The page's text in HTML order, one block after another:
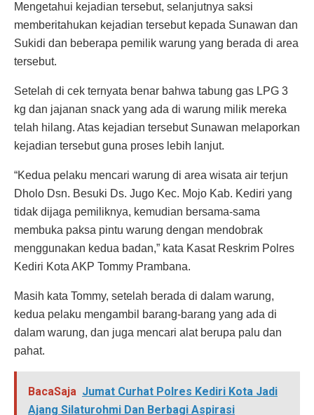
Mengetahui kejadian tersebut, selanjutnya saksi
memberitahukan kejadian tersebut kepada Sunawan dan
Sukidi dan beberapa pemilik warung yang berada di area
tersebut.
Setelah di cek ternyata benar bahwa tabung gas LPG 3
kg dan jajanan snack yang ada di warung milik mereka
telah hilang. Atas kejadian tersebut Sunawan melaporkan
kejadian tersebut guna proses lebih lanjut.
“Kedua pelaku mencari warung di area wisata air terjun
Dholo Dsn. Besuki Ds. Jugo Kec. Mojo Kab. Kediri yang
tidak dijaga pemiliknya, kemudian bersama-sama
membuka paksa pintu warung dengan mendobrak
menggunakan kedua badan,” kata Kasat Reskrim Polres
Kediri Kota AKP Tommy Prambana.
Masih kata Tommy, setelah berada di dalam warung,
kedua pelaku mengambil barang-barang yang ada di
dalam warung, dan juga mencari alat berupa palu dan
pahat.
BacaSaja Jumat Curhat Polres Kediri Kota Jadi
Ajang Silaturohmi Dan Berbagi Aspirasi